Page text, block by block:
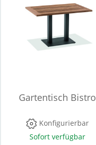
Gartentisch Bistro
Konfigurierbar
Sofort verfügbar